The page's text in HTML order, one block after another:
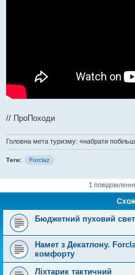
// ПроПоходи
Головна мета туризму: «набрати
Теги: Forclaz
1
Бюджетний пуховий
Намет з Декатлону.
комфорту
Ліхтарик тактичний